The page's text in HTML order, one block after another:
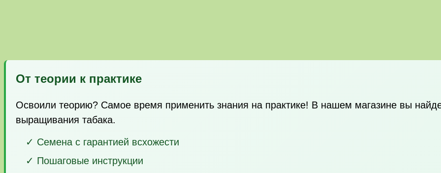
От теории к практике
Освоили теорию? Самое время применить знания на практике! В нашем магазине вы
выращивания табака.
✓ Семена с гарантией всхожести
✓ Пошаговые инструкции